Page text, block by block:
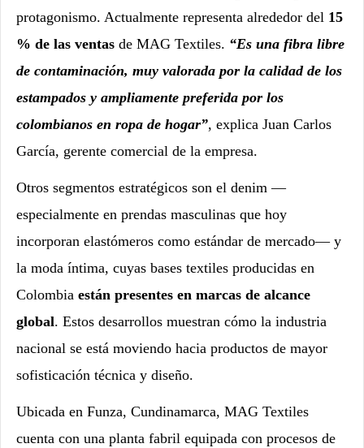
protagonismo. Actualmente representa alrededor del 15
% de las ventas de MAG Textiles. “Es una fibra libre
de contaminación, muy valorada por la calidad de los
estampados y ampliamente preferida por los
colombianos en ropa de hogar”, explica Juan Carlos
García, gerente comercial de la empresa.
Otros segmentos estratégicos son el denim —
especialmente en prendas masculinas que hoy
incorporan elastómeros como estándar de mercado— y
la moda íntima, cuyas bases textiles producidas en
Colombia están presentes en marcas de alcance
global. Estos desarrollos muestran cómo la industria
nacional se está moviendo hacia productos de mayor
sofisticación técnica y diseño.
Ubicada en Funza, Cundinamarca, MAG Textiles
cuenta con una planta fabril equipada con procesos de